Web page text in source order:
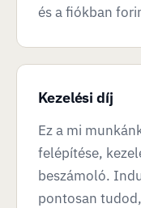
és a fiókban
Kezelési díj
Ez a mi
felépítése,
beszámoló.
pontosan